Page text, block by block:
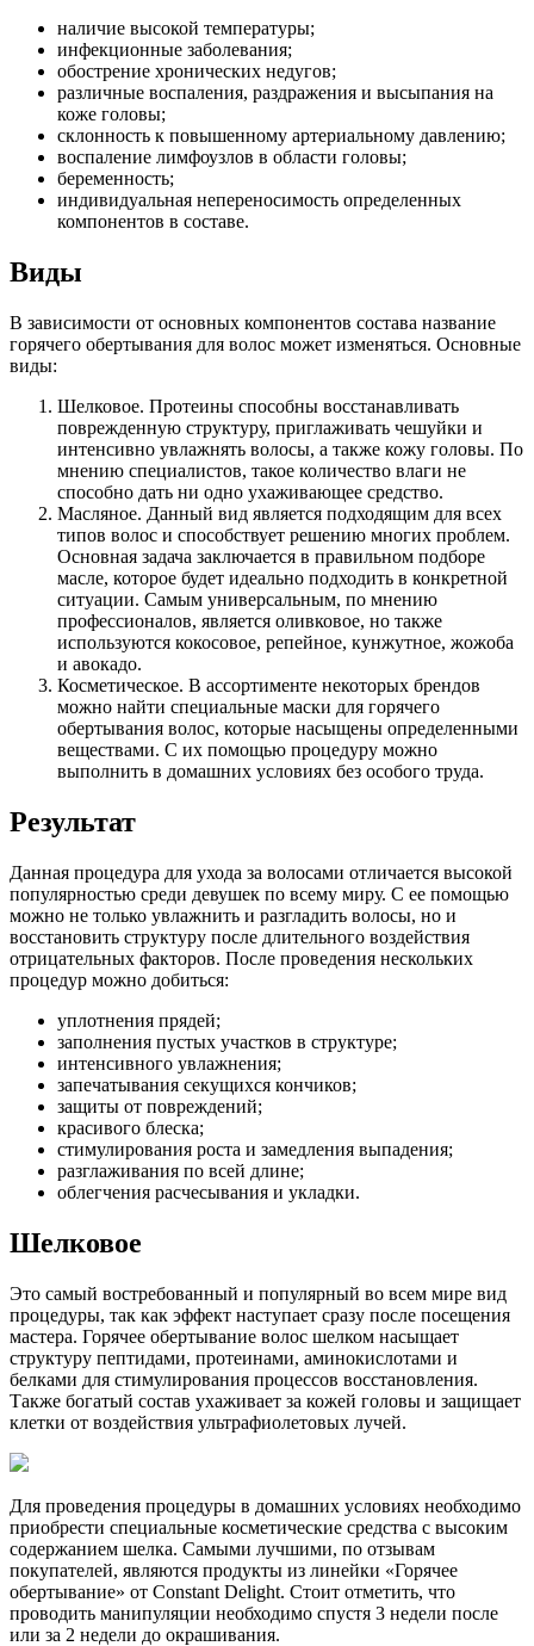
наличие высокой температуры;
инфекционные заболевания;
обострение хронических недугов;
различные воспаления, раздражения и высыпания на
коже головы;
склонность к повышенному артериальному давлению;
воспаление лимфоузлов в области головы;
беременность;
индивидуальная непереносимость определенных
компонентов в составе.
Виды
В зависимости от основных компонентов состава название
горячего обертывания для волос может изменяться. Основные
виды:
Шелковое. Протеины способны восстанавливать
поврежденную структуру, приглаживать чешуйки и
интенсивно увлажнять волосы, а также кожу головы. По
мнению специалистов, такое количество влаги не
способно дать ни одно ухаживающее средство.
Масляное. Данный вид является подходящим для всех
типов волос и способствует решению многих проблем.
Основная задача заключается в правильном подборе
масле, которое будет идеально подходить в конкретной
ситуации. Самым универсальным, по мнению
профессионалов, является оливковое, но также
используются кокосовое, репейное, кунжутное, жожоба
и авокадо.
Косметическое. В ассортименте некоторых брендов
можно найти специальные маски для горячего
обертывания волос, которые насыщены определенными
веществами. С их помощью процедуру можно
выполнить в домашних условиях без особого труда.
Результат
Данная процедура для ухода за волосами отличается высокой
популярностью среди девушек по всему миру. С ее помощью
можно не только увлажнить и разгладить волосы, но и
восстановить структуру после длительного воздействия
отрицательных факторов. После проведения нескольких
процедур можно добиться:
уплотнения прядей;
заполнения пустых участков в структуре;
интенсивного увлажнения;
запечатывания секущихся кончиков;
защиты от повреждений;
красивого блеска;
стимулирования роста и замедления выпадения;
разглаживания по всей длине;
облегчения расчесывания и укладки.
Шелковое
Это самый востребованный и популярный во всем мире вид
процедуры, так как эффект наступает сразу после посещения
мастера. Горячее обертывание волос шелком насыщает
структуру пептидами, протеинами, аминокислотами и
белками для стимулирования процессов восстановления.
Также богатый состав ухаживает за кожей головы и защищает
клетки от воздействия ультрафиолетовых лучей.
Для проведения процедуры в домашних условиях необходимо
приобрести специальные косметические средства с высоким
содержанием шелка. Самыми лучшими, по отзывам
покупателей, являются продукты из линейки «Горячее
обертывание» от Constant Delight. Стоит отметить, что
проводить манипуляции необходимо спустя 3 недели после
или за 2 недели до окрашивания.